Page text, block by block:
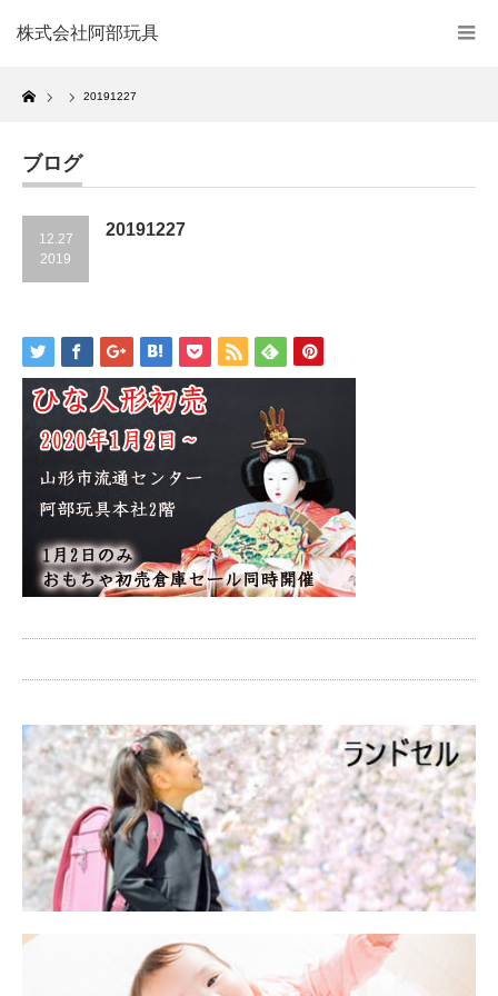
株式会社阿部玩具
Home
20191227
ブログ
12.27
2019
20191227